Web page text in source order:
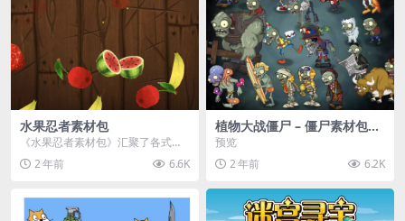
水果忍者素材包
《水果忍者素材包》汇聚了各式鲜
美诱人的水果图像与清脆悦耳的切
割音效，专为追求极致...
2 年前 6.6K
植物大战僵尸 – 僵尸素材包
【可预览】
预览
2 年前
6.2K